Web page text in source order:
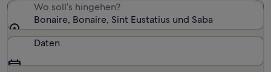
Wo soll’s hingehen?
Bonaire, Bonaire, Sint Eustatius und Saba
Daten